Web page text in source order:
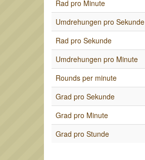
Rad pro Minute
Umdrehungen pro Sekunde
Rad pro Sekunde
Umdrehungen pro Minute
Rounds per minute
Grad pro Sekunde
Grad pro Minute
Grad pro Stunde